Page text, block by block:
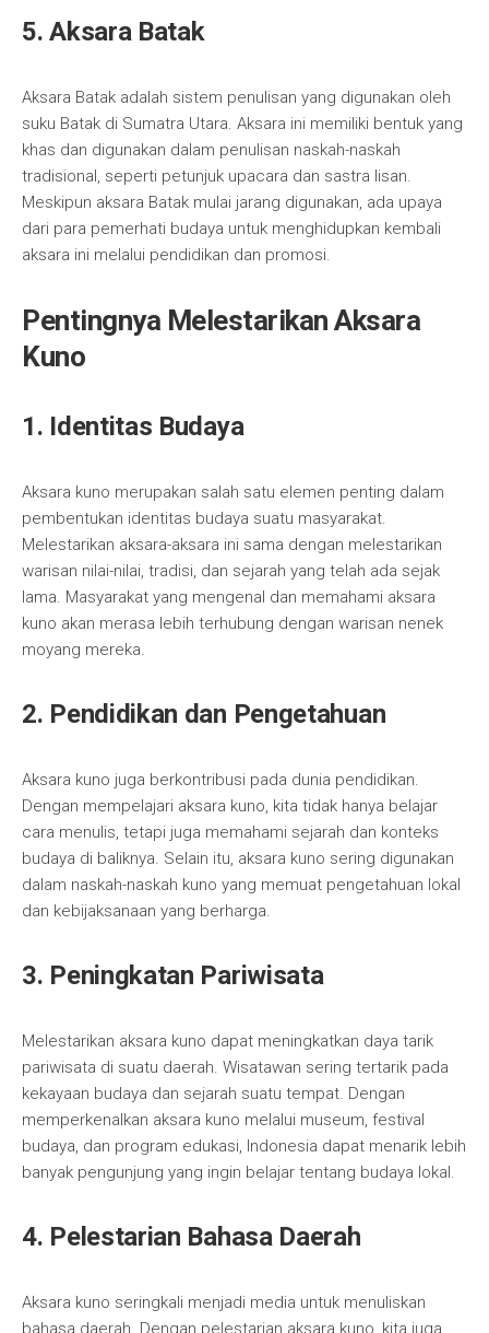
5. Aksara Batak
Aksara Batak adalah sistem penulisan yang digunakan oleh
suku Batak di Sumatra Utara. Aksara ini memiliki bentuk yang
khas dan digunakan dalam penulisan naskah-naskah
tradisional, seperti petunjuk upacara dan sastra lisan.
Meskipun aksara Batak mulai jarang digunakan, ada upaya
dari para pemerhati budaya untuk menghidupkan kembali
aksara ini melalui pendidikan dan promosi.
Pentingnya Melestarikan Aksara
Kuno
1. Identitas Budaya
Aksara kuno merupakan salah satu elemen penting dalam
pembentukan identitas budaya suatu masyarakat.
Melestarikan aksara-aksara ini sama dengan melestarikan
warisan nilai-nilai, tradisi, dan sejarah yang telah ada sejak
lama. Masyarakat yang mengenal dan memahami aksara
kuno akan merasa lebih terhubung dengan warisan nenek
moyang mereka.
2. Pendidikan dan Pengetahuan
Aksara kuno juga berkontribusi pada dunia pendidikan.
Dengan mempelajari aksara kuno, kita tidak hanya belajar
cara menulis, tetapi juga memahami sejarah dan konteks
budaya di baliknya. Selain itu, aksara kuno sering digunakan
dalam naskah-naskah kuno yang memuat pengetahuan lokal
dan kebijaksanaan yang berharga.
3. Peningkatan Pariwisata
Melestarikan aksara kuno dapat meningkatkan daya tarik
pariwisata di suatu daerah. Wisatawan sering tertarik pada
kekayaan budaya dan sejarah suatu tempat. Dengan
memperkenalkan aksara kuno melalui museum, festival
budaya, dan program edukasi, Indonesia dapat menarik lebih
banyak pengunjung yang ingin belajar tentang budaya lokal.
4. Pelestarian Bahasa Daerah
Aksara kuno seringkali menjadi media untuk menuliskan
bahasa daerah. Dengan pelestarian aksara kuno, kita juga